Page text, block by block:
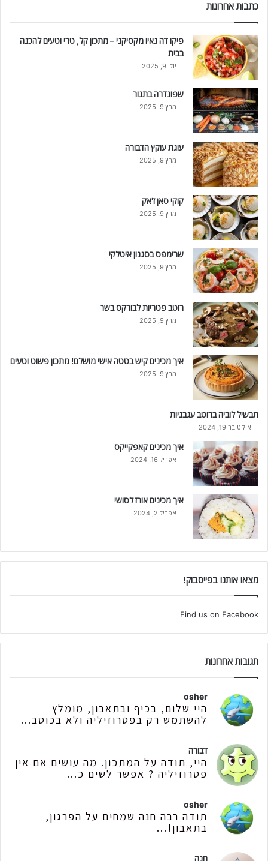
כתבות אחרונות
פיקו דה גאיו מקסיקני – מתכון קל, טרי וטעים להכנה
בבית
יולי 9, 2025
שפונדרה בתנור
מרץ 9, 2025
עוגת עוקץ הדבורה
מרץ 9, 2025
קוקי סאן ז'אק
מרץ 9, 2025
שרימפס בסגנון איטלקי
מרץ 9, 2025
רוטב פטריות לבורקס בשר
מרץ 9, 2025
איך מכינים קיש בטטה אישי מושלם! מתכון פשוט וטעים
מרץ 9, 2025
תבשיל לוביה ברוטב עגבניות
אוקטובר 19, 2024
איך מכינים קאפקייקס
אפריל 16, 2024
איך מכינים אורז לסושי
אפריל 2, 2024
מצאו אותנו בפייסבוק!
Find us on Facebook
תגובות אחרונות
osher
היי שלום, בכיף ובתאבון, מומלץ
להשתמש רק בפטרוזיליה ולא בכוסב...
דבורה
היי, תודה על המתכון. מה עושים אם אין
פטרוזיליה ? אפשר לשים כ...
osher
תודה רבה חנה שמחים על הפרגון,
בתאבון!...
חנה